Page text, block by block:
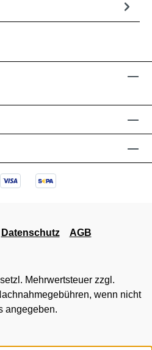
Datenschutz AGB
Mehrwertsteuer zzgl.
wenn nicht
angegeben.